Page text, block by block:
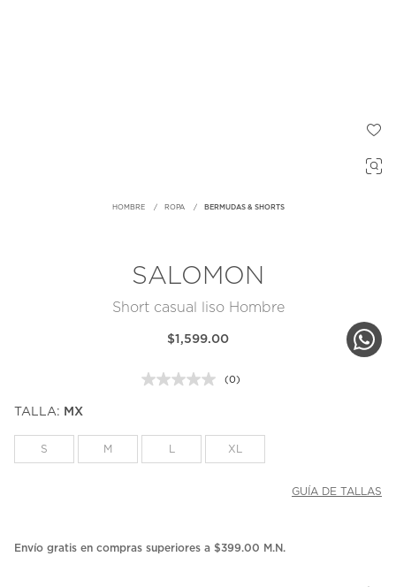
HOMBRE ROPA BERMUDAS & SHORTS
SALOMON
Short casual liso Hombre
$1,599.00
Sin
la
misma
(0)
TALLA: MX
S M XL
GUÍA DE TALLAS
Envío gratis en compras superiores a $399.00 M.N.